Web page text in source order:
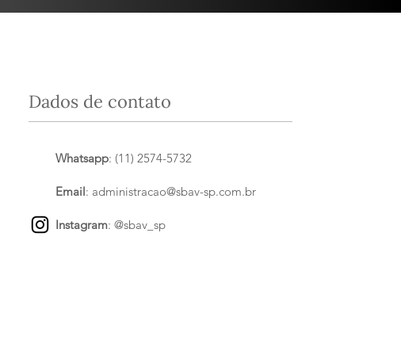
Dados de contato
Whatsapp: (11) 2574-5732
Email: administracao@sbav-sp.com.br
Instagram: @sbav_sp